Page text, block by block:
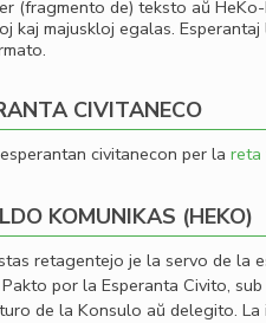
(fragmento de) teksto aŭ
kaj majuskloj egalas.
CIVITANECO
civitanecon per la reta
KOMUNIKAS (HEKO)
retagentejo je la servo de la
por la Esperanta Civito,
de la Konsulo aŭ delegito. La